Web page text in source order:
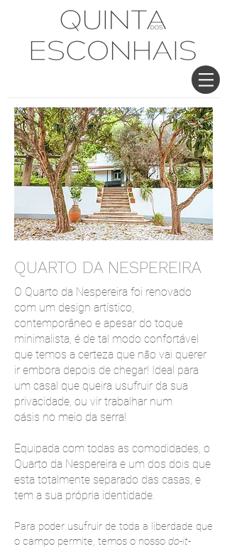
QUARTO DA NESPEREIRA
O Quarto da Nespereira foi renovado
com um design artístico,
contemporâneo e apesar do toque
minimalista, é de tal modo confortável
que temos a certeza que não vai querer
ir embora depois de chegar! Ideal para
um casal que queira usufruir da sua
privacidade, ou vir trabalhar num
oásis no meio da serra!
Equipada com todas as comodidades, o
Quarto da Nespereira e um dos dois que
esta totalmente separado das casas, e
tem a sua própria identidade.
Para poder usufruir de toda a liberdade que
o campo permite, temos o nosso do-it-